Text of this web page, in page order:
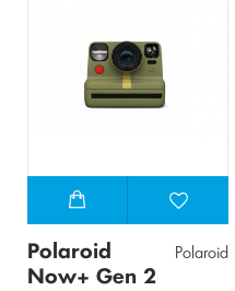
Polaroid
Now+ Gen 2
Polaroid